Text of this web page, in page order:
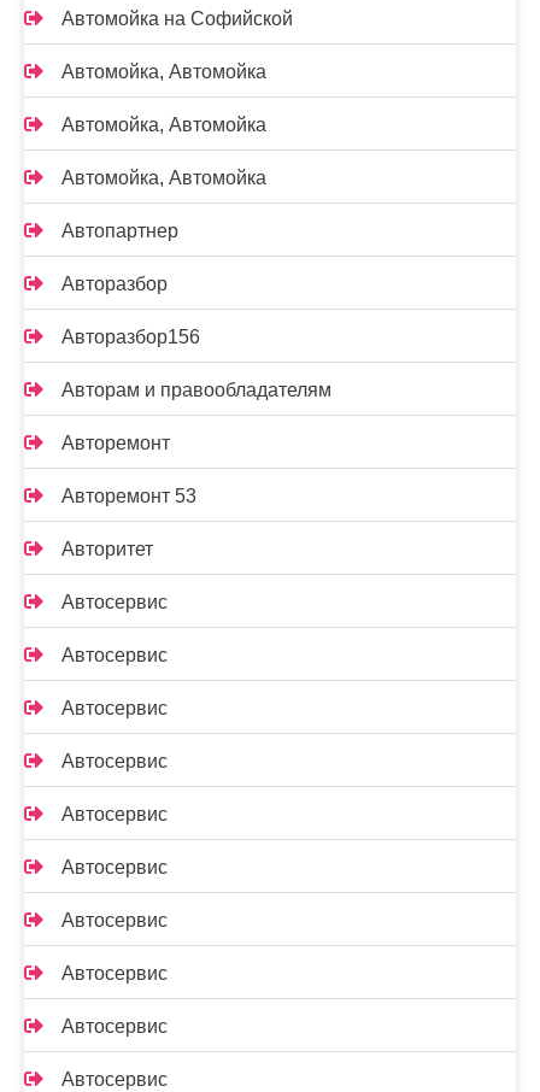
Автомойка на Софийской
Автомойка, Автомойка
Автомойка, Автомойка
Автомойка, Автомойка
Автопартнер
Авторазбор
Авторазбор156
Авторам и правообладателям
Авторемонт
Авторемонт 53
Авторитет
Автосервис
Автосервис
Автосервис
Автосервис
Автосервис
Автосервис
Автосервис
Автосервис
Автосервис
Автосервис